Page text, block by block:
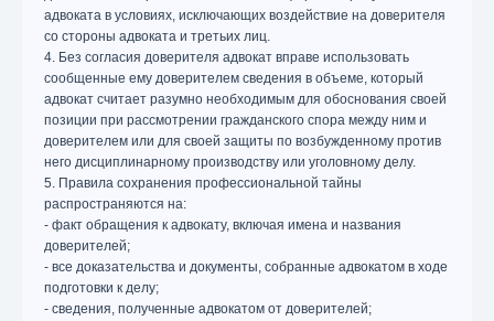
адвоката в условиях, исключающих воздействие на доверителя
со стороны адвоката и третьих лиц.
4. Без согласия доверителя адвокат вправе использовать
сообщенные ему доверителем сведения в объеме, который
адвокат считает разумно необходимым для обоснования своей
позиции при рассмотрении гражданского спора между ним и
доверителем или для своей защиты по возбужденному против
него дисциплинарному производству или уголовному делу.
5. Правила сохранения профессиональной тайны
распространяются на:
- факт обращения к адвокату, включая имена и названия
доверителей;
- все доказательства и документы, собранные адвокатом в ходе
подготовки к делу;
- сведения, полученные адвокатом от доверителей;